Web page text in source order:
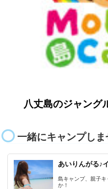
八丈島のジャング
一緒にキャンプしま
あいりんがる♪
島キャンプ、親子
か！